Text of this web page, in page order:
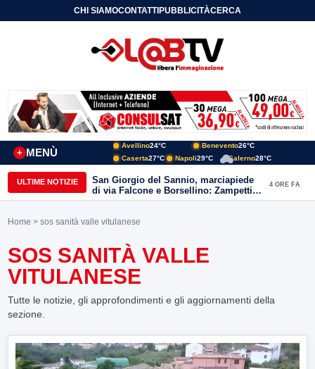
CHI SIAMOCONTATTIPUBBLICITÀCERCA
MENÙ
+
Avellino24°C Benevento26°C
Caserta27°C Napoli29°C Salerno28°C
ULTIME NOTIZIE
San Giorgio del Sannio, marciapiede
di via Falcone e Borsellino: Zampetti e
Lombardi replicano alle polemiche
4 ORE FA
Home > sos sanità valle vitulanese
SOS SANITÀ VALLE
VITULANESE
Tutte le notizie, gli approfondimenti e gli aggiornamenti della
sezione.